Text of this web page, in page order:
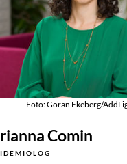
Foto: Göran Ekeberg/
Comin